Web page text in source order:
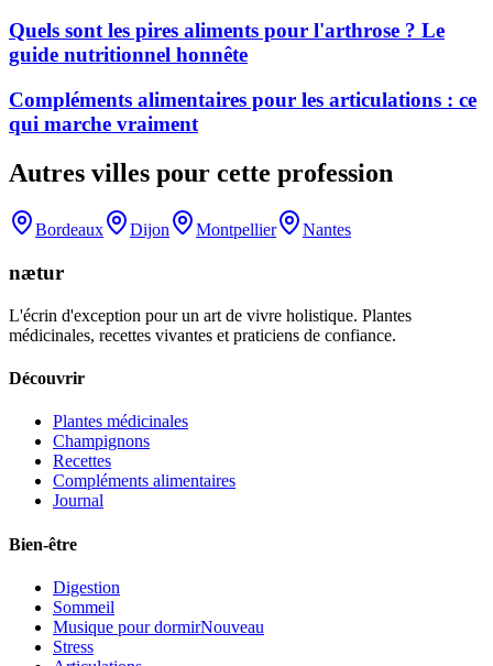
Quels sont les pires aliments pour l'arthrose ? Le
guide nutritionnel honnête
Compléments alimentaires pour les articulations : ce
qui marche vraiment
Autres villes pour cette profession
Bordeaux Dijon Montpellier Nantes
nætur
L'écrin d'exception pour un art de vivre holistique. Plantes
médicinales, recettes vivantes et praticiens de confiance.
Découvrir
Plantes médicinales
Champignons
Recettes
Compléments alimentaires
Journal
Bien-être
Digestion
Sommeil
Musique pour dormirNouveau
Stress